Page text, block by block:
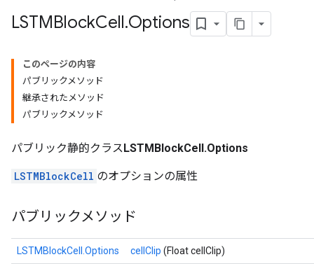
LSTMBlockCell.Options
このページの内容
パブリックメソッド
継承されたメソッド
パブリックメソッド
パブリック静的クラスLSTMBlockCell.Options
LSTMBlockCell のオプションの属性
パブリックメソッド
LSTMBlockCell.Options cellClip (Float cellClip)